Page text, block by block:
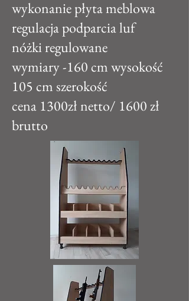
wykonanie płyta meblowa
regulacja podparcia luf
nóżki regulowane
wymiary -160 cm wysokość
105 cm szerokość
cena 1300zł netto/ 1600 zł
brutto